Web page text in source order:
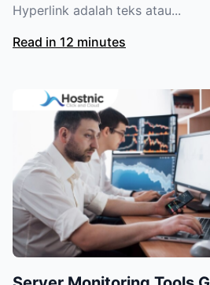
Hyperlink adalah teks atau...
Read in 12 minutes